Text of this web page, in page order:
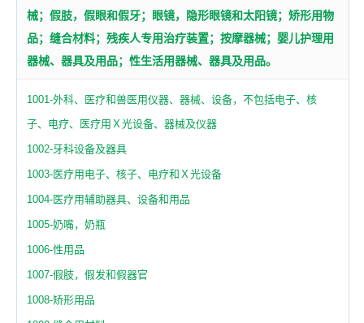
械；假肢，假眼和假牙；眼镜，隐形眼镜和太阳镜；矫形用物
品；缝合材料；残疾人专用治疗装置；按摩器械；婴儿护理用
器械、器具及用品；性生活用器械、器具及用品。
1001-外科、医疗和兽医用仪器、器械、设备，不包括电子、核
子、电疗、医疗用Ｘ光设备、器械及仪器
1002-牙科设备及器具
1003-医疗用电子、核子、电疗和Ｘ光设备
1004-医疗用辅助器具、设备和用品
1005-奶嘴，奶瓶
1006-性用品
1007-假肢，假发和假器官
1008-矫形用品